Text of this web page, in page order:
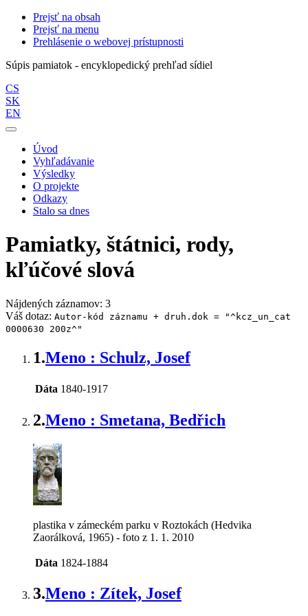
Prejsť na obsah
Prejsť na menu
Prehlásenie o webovej prístupnosti
Súpis pamiatok - encyklopedický prehľad sídiel
CS
SK
EN
Úvod
Vyhľadávanie
Výsledky
O projekte
Odkazy
Stalo sa dnes
Pamiatky, štátnici, rody,
kľúčové slová
Nájdených záznamov: 3
Váš dotaz: Autor-kód záznamu + druh.dok = "^kcz_un_cat
0000630 200z^"
1.Meno : Schulz, Josef
Dáta 1840-1917
2.Meno : Smetana, Bedřich
plastika v zámeckém parku v Roztokách (Hedvika
Zaorálková, 1965) - foto z 1. 1. 2010
Dáta 1824-1884
3.Meno : Zítek, Josef